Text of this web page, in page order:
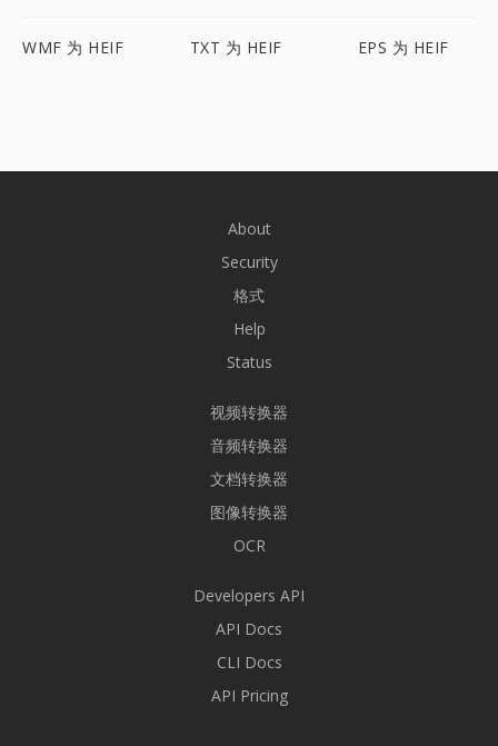
WMF 为 HEIF TXT 为 HEIF EPS 为 HEIF
About
Security
格式
Help
Status
视频转换器
音频转换器
文档转换器
图像转换器
OCR
Developers API
API Docs
CLI Docs
API Pricing